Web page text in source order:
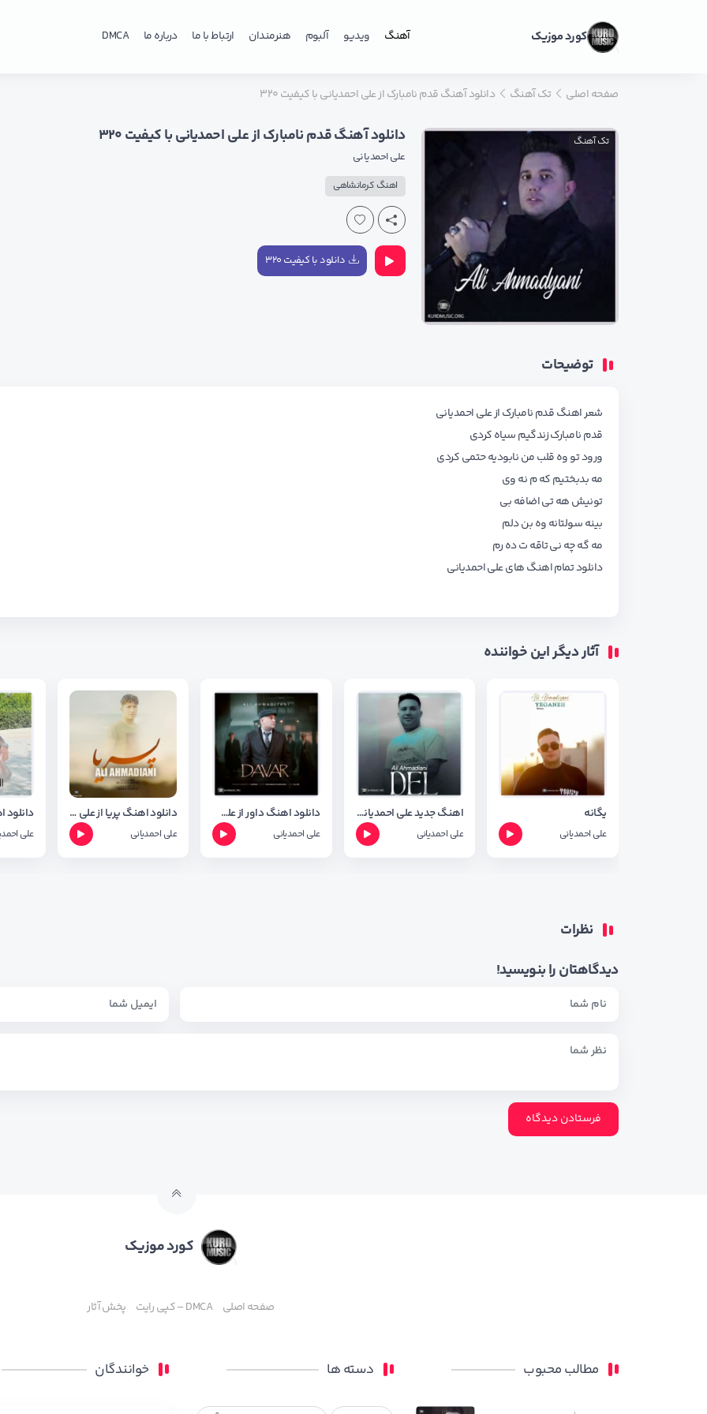
کورد موزیک آهنگ ویدیو آلبوم هنرمندان ارتباط با ما درباره ما DMCA
صفحه اصلی تک آهنگ دانلود آهنگ قدم نامبارک از علی احمدیانی با کیفیت ۳۲۰
تک آهنگ دانلود آهنگ قدم نامبارک از علی احمدیانی با کیفیت ۳۲۰
علی احمدیانی
اهنگ کرمانشاهی
دانلود با کیفیت ۳۲۰
توضیحات
شعر اهنگ قدم نامبارک از علی احمدیانی
قدم نامبارک زندگیم سیاه کردی
ورود تو وه قلب من نابودیه حتمی کردی
مه بدبختیم که م نه وی
تونیش هه تی اضافه بی
بینه سولتانه وه بن دلم
مه گه چه نی تاقه ت ده رم
دانلود تمام اهنگ هایعلی احمدیانی
آثار دیگر این خواننده
یگانه
علی احمدیانی
اهنگ جدید علی احمدیانی به نام دل + متن اهنگ
علی احمدیانی
دانلود اهنگ داور از علی احمدیانی + شعر کامل اهنگ
علی احمدیانی
دانلود اهنگ پریا از علی احمدیانی با کیفیت اصلی
علی احمدیانی علی
نظرات
دیدگاهتان را بنویسید!
کورد موزیک
صفحه اصلی DMCA – کپی رایت پخش آثار
مطالب محبوب دسته ها خوانندگان